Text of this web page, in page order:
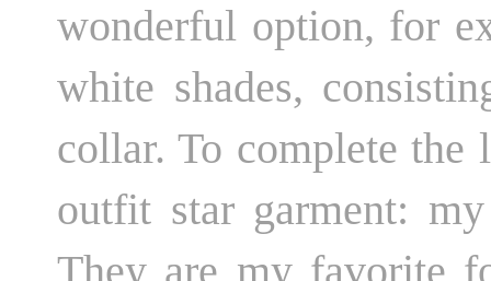
wonderful option, for
white shades,
collar. To complete the
outfit star garment:
They are my favorite